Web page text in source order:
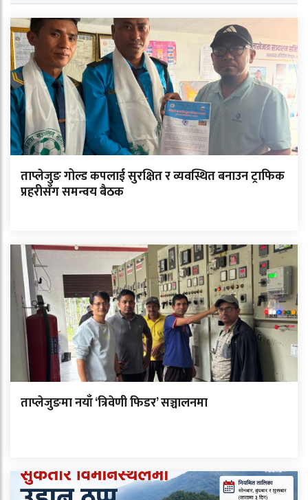
ताप्लेजुङ गोल्ड कपलाई सुरक्षित र व्यवस्थित बनाउन ट्राफिक
प्रहरीसँग समन्वय बैठक
ताप्लेजुङमा नयाँ ‘त्रिवेणी फिडर’ सञ्चालनमा